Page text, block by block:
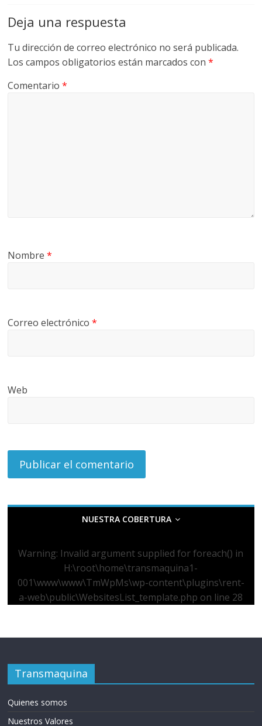
Deja una respuesta
Tu dirección de correo electrónico no será publicada.
Los campos obligatorios están marcados con*
Comentario*
Nombre*
Correo electrónico*
Web
NUESTRA COBERTURA
Warning: Invalid argument supplied for foreach() in
H:\root\home\transmaquina1-
001\www\www\TmWpMs\wp-content\plugins\rent-
a-web\public\WebsitesList_template.php on line 28
Transmaquina
Quienes somos
Nuestros Valores